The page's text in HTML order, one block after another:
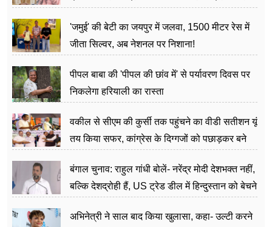
'जमुई' की बेटी का जयपुर में जलवा, 1500 मीटर रेस में
जीता सिल्वर, अब नेशनल पर निशाना!
पीपल बाबा की 'पीपल की छांव में' से पर्यावरण दिवस पर
निकलेगा हरियाली का रास्ता
वकील से सीएम की कुर्सी तक पहुंचने का वीडी सतीशन यूं
तय किया सफर, कांग्रेस के दिग्गजों को पछाड़कर बने
बंगाल चुनाव: राहुल गांधी बोलें- नरेंद्र मोदी देशभक्त नहीं,
बल्कि देशद्रोही हैं, US ट्रेड डील में हिन्दुस्तान को बेचने
अभिनेत्री ने साल बाद किया खुलासा, कहा- उल्टी करने